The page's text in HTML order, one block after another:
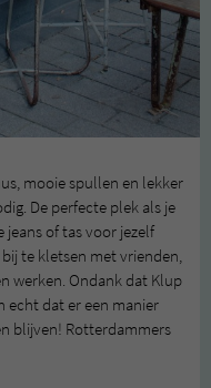
mooie spullen en lekker
De perfecte plek als je
jeans of tas voor jezelf
te kletsen met vrienden,
werken. Ondank dat Klup
echt dat er een manier
blijven! Rotterdammers